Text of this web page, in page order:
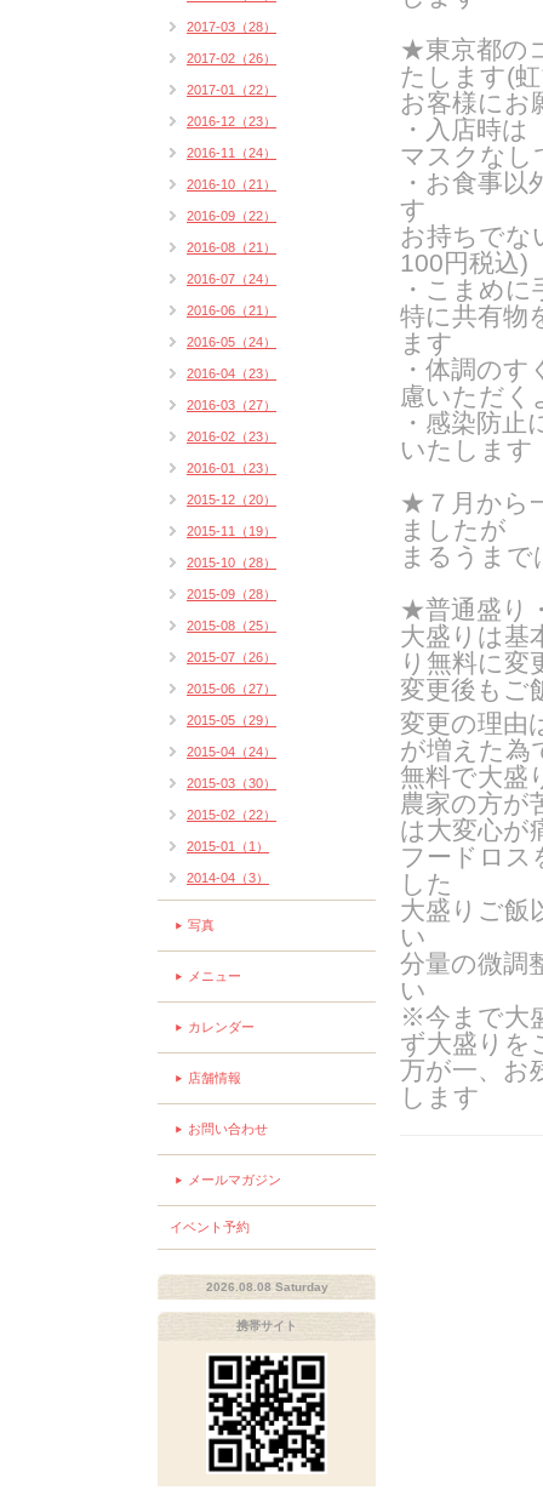
★東京都の
たします(
お客様にお
・入店時
マスクなし
・お食事
す
お持ちでな
100円税込)
・こまめ
特に共有物
ます
・体調の
慮いただく
・感染防
いたします
★７月から
ましたが
まるうま
★普通盛り
大盛りは基
り無料に変
変更後もご
変更の理由
が増えた為
無料で大盛
農家の方が
は大変心が
フードロス
した
大盛りご飯
い
分量の微調
い
※今まで大
ず大盛りを
万が一、お
します
2017-03（28）
2017-02（26）
2017-01（22）
2016-12（23）
2016-11（24）
2016-10（21）
2016-09（22）
2016-08（21）
2016-07（24）
2016-06（21）
2016-05（24）
2016-04（23）
2016-03（27）
2016-02（23）
2016-01（23）
2015-12（20）
2015-11（19）
2015-10（28）
2015-09（28）
2015-08（25）
2015-07（26）
2015-06（27）
2015-05（29）
2015-04（24）
2015-03（30）
2015-02（22）
2015-01（1）
2014-04（3）
写真
メニュー
カレンダー
店舗情報
お問い合わせ
メールマガジン
イベント予約
2026.08.08 Saturday
携帯サイト